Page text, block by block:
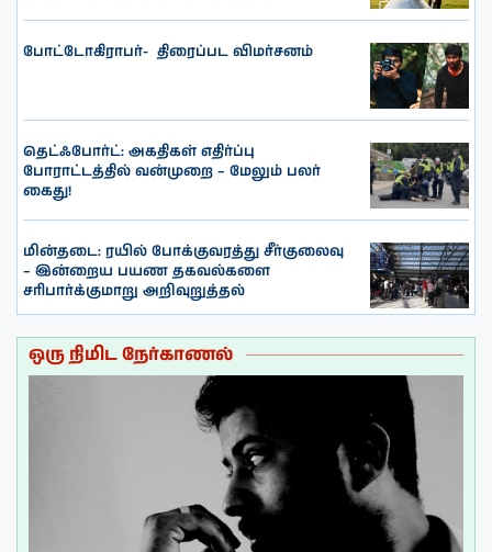
போட்டோகிராபர்- ‌ திரைப்பட விமர்சனம்
தெட்ஃபோர்ட்: அகதிகள் எதிர்ப்பு
போராட்டத்தில் வன்முறை – மேலும் பலர்
கைது!
மின்தடை: ரயில் போக்குவரத்து சீர்குலைவு
– இன்றைய பயண தகவல்களை
சரிபார்க்குமாறு அறிவுறுத்தல்
ஒரு நிமிட நேர்காணல்